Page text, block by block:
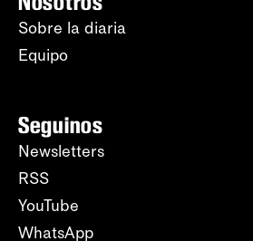
Sobre la diaria
Equipo
Seguinos
Newsletters
RSS
YouTube
WhatsApp